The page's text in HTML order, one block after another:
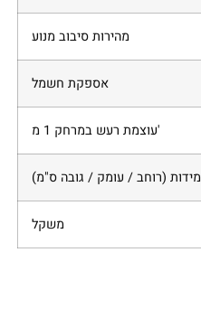
מהירות סיבוב מנוע
אספקת חשמל
עוצמת רעש במרחק 1 מ'
מידות (רוחב / עומק / גובה ס"מ)
משקל